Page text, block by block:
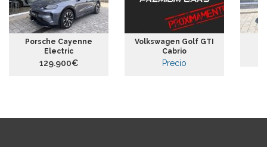
Porsche Cayenne
Electric
129.900€
Volkswagen Golf GTI
Cabrio
Precio